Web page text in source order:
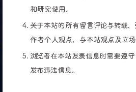
和研究使用。
关于本站的所有留言评论与转载
作者个人观点，与本站观点及立场
浏览者在本站发表信息时需要遵
发布违法信息。